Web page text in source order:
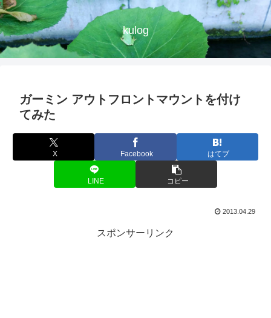
kulog
ガーミン アウトフロントマウントを付け
てみた
X Facebook はてブ
LINE コピー
2013.04.29
スポンサーリンク